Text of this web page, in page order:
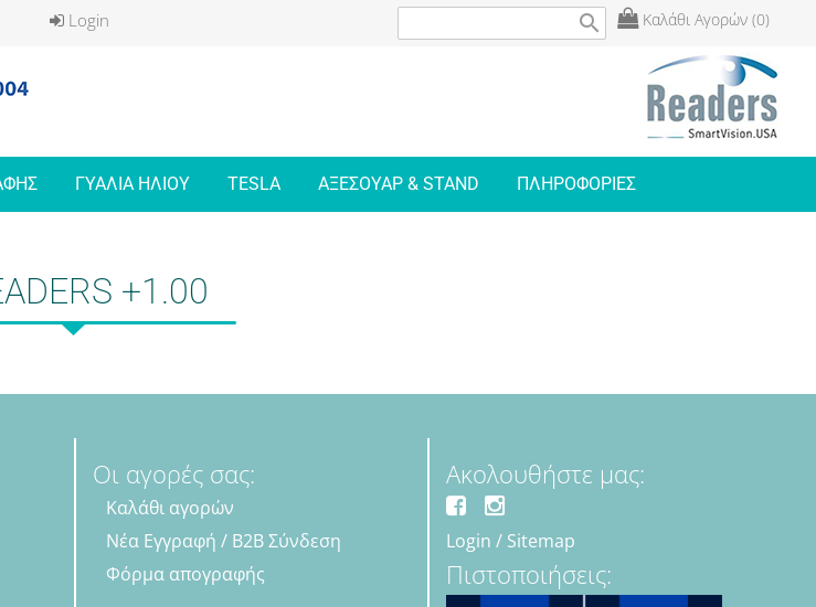
Login Καλάθι Αγορών (0)
search
ΓΥΑΛΙΑ ΗΛΙΟΥ TESLA ΑΞΕΣΟΥΑΡ & STAND ΠΛΗΡΟΦΟΡΙΕΣ
+1.00
Οι αγορές σας:
Καλάθι αγορών
Νέα Εγγραφή / B2B Σύνδεση
Φόρμα απογραφής
Ακολουθήστε μας:
Login / Sitemap
Πιστοποιήσεις: